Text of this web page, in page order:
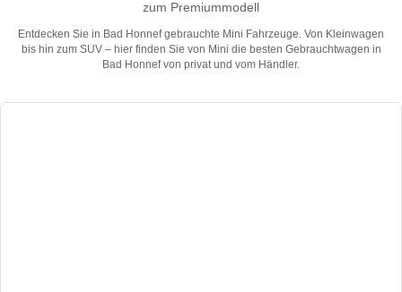
zum Premiummodell
Entdecken Sie in Bad Honnef gebrauchte Mini Fahrzeuge. Von Kleinwagen
bis hin zum SUV – hier finden Sie von Mini die besten Gebrauchtwagen in
Bad Honnef von privat und vom Händler.